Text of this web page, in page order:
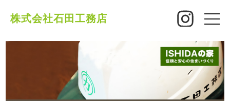
株式会社石田工務店
toggle